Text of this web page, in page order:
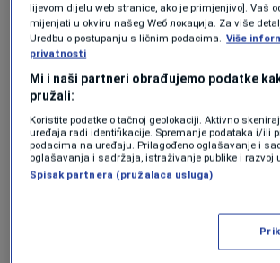
Kina ostaje jedan od ključnih
političkih partnera Irana, njegov
nafte i dosljedni kritičar
U martu je Kina bila domaćin
iranskim i ruskim zvaničnicima o
programu Teherana, dok je
predsjednik Donald Trump
novi nuklearni sporazum s
lijevom dijelu web stranice, ako je primjenjivo]. Vaš
mijenjati u okviru našeg Wеб локација. Za više
Uredbu o postupanju s ličnim podacima. Više
privatnosti
Mi i naši partneri obrađujemo podatke
pružali:
Koristite podatke o tačnoj geolokaciji. Aktivno
uređaja radi identifikacije. Spremanje podataka i/ili
podacima na uređaju. Prilagođeno oglašavanje i
oglašavanja i sadržaja, istraživanje publike i razvoj
Spisak partnera (pružalaca usluga)